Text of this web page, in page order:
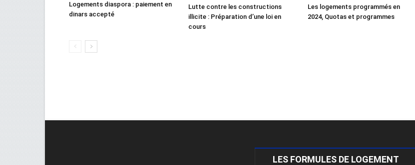
Logements diaspora : paiement en
dinars accepté
Lutte contre les constructions
illicite : Préparation d’une loi en
cours
Les logements programmés en
2024, Quotas et programmes
LES FORMULES DE LOGEMENT